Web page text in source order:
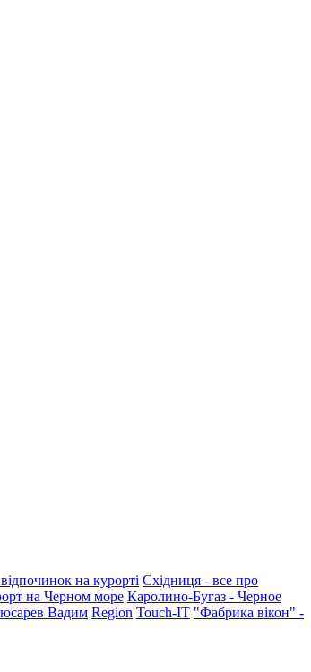
на курорті Східниця - все про
на Черном море Каролино-Бугаз - Черное
Вадим Region Touch-IT "Фабрика вікон" -